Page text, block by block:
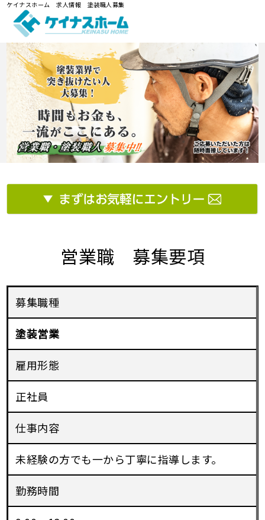
ケイナスホーム 求人情報 塗装職人募集
営業職 募集要項
募集職種
塗装営業
雇用形態
正社員
仕事内容
未経験の方でも一から丁寧に指導します。
勤務時間